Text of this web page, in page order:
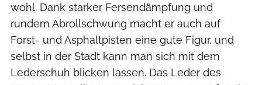
wohl. Dank starker Fersendämpfung und
rundem Abrollschwung macht er auch auf
Forst- und Asphaltpisten eine gute Figur, und
selbst in der Stadt kann man sich mit dem
Lederschuh blicken lassen. Das Leder des